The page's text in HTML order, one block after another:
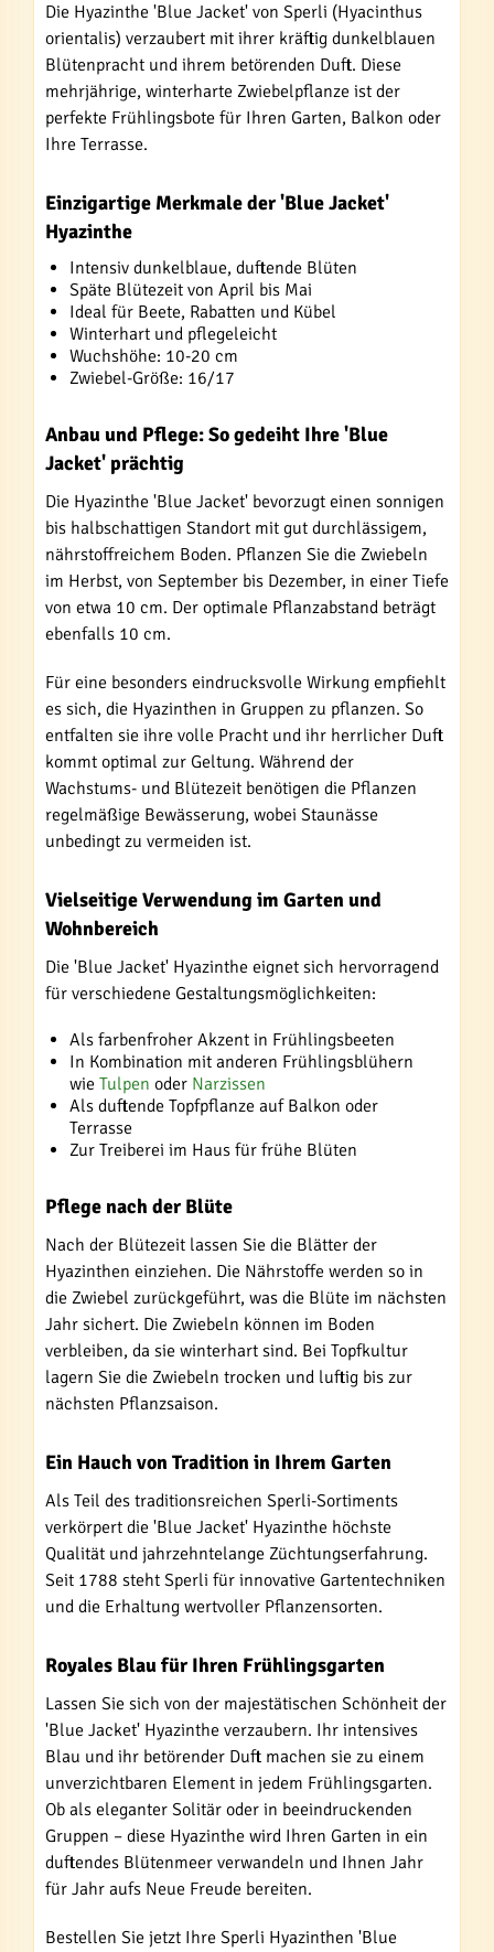
Die Hyazinthe 'Blue Jacket' von Sperli (Hyacinthus
orientalis) verzaubert mit ihrer kräftig dunkelblauen
Blütenpracht und ihrem betörenden Duft. Diese
mehrjährige, winterharte Zwiebelpflanze ist der
perfekte Frühlingsbote für Ihren Garten, Balkon oder
Ihre Terrasse.
Einzigartige Merkmale der 'Blue Jacket'
Hyazinthe
Intensiv dunkelblaue, duftende Blüten
Späte Blütezeit von April bis Mai
Ideal für Beete, Rabatten und Kübel
Winterhart und pflegeleicht
Wuchshöhe: 10-20 cm
Zwiebel-Größe: 16/17
Anbau und Pflege: So gedeiht Ihre 'Blue
Jacket' prächtig
Die Hyazinthe 'Blue Jacket' bevorzugt einen sonnigen
bis halbschattigen Standort mit gut durchlässigem,
nährstoffreichem Boden. Pflanzen Sie die Zwiebeln
im Herbst, von September bis Dezember, in einer Tiefe
von etwa 10 cm. Der optimale Pflanzabstand beträgt
ebenfalls 10 cm.
Für eine besonders eindrucksvolle Wirkung empfiehlt
es sich, die Hyazinthen in Gruppen zu pflanzen. So
entfalten sie ihre volle Pracht und ihr herrlicher Duft
kommt optimal zur Geltung. Während der
Wachstums- und Blütezeit benötigen die Pflanzen
regelmäßige Bewässerung, wobei Staunässe
unbedingt zu vermeiden ist.
Vielseitige Verwendung im Garten und
Wohnbereich
Die 'Blue Jacket' Hyazinthe eignet sich hervorragend
für verschiedene Gestaltungsmöglichkeiten:
Als farbenfroher Akzent in Frühlingsbeeten
In Kombination mit anderen Frühlingsblühern
wie Tulpen oder Narzissen
Als duftende Topfpflanze auf Balkon oder
Terrasse
Zur Treiberei im Haus für frühe Blüten
Pflege nach der Blüte
Nach der Blütezeit lassen Sie die Blätter der
Hyazinthen einziehen. Die Nährstoffe werden so in
die Zwiebel zurückgeführt, was die Blüte im nächsten
Jahr sichert. Die Zwiebeln können im Boden
verbleiben, da sie winterhart sind. Bei Topfkultur
lagern Sie die Zwiebeln trocken und luftig bis zur
nächsten Pflanzsaison.
Ein Hauch von Tradition in Ihrem Garten
Als Teil des traditionsreichen Sperli-Sortiments
verkörpert die 'Blue Jacket' Hyazinthe höchste
Qualität und jahrzehntelange Züchtungserfahrung.
Seit 1788 steht Sperli für innovative Gartentechniken
und die Erhaltung wertvoller Pflanzensorten.
Royales Blau für Ihren Frühlingsgarten
Lassen Sie sich von der majestätischen Schönheit der
'Blue Jacket' Hyazinthe verzaubern. Ihr intensives
Blau und ihr betörender Duft machen sie zu einem
unverzichtbaren Element in jedem Frühlingsgarten.
Ob als eleganter Solitär oder in beeindruckenden
Gruppen – diese Hyazinthe wird Ihren Garten in ein
duftendes Blütenmeer verwandeln und Ihnen Jahr
für Jahr aufs Neue Freude bereiten.
Bestellen Sie jetzt Ihre Sperli Hyazinthen 'Blue